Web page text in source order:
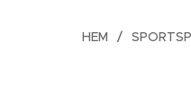
HEM